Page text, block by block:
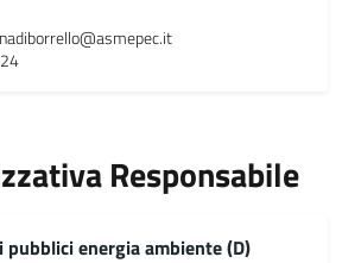
Responsabile
energia ambiente (D)